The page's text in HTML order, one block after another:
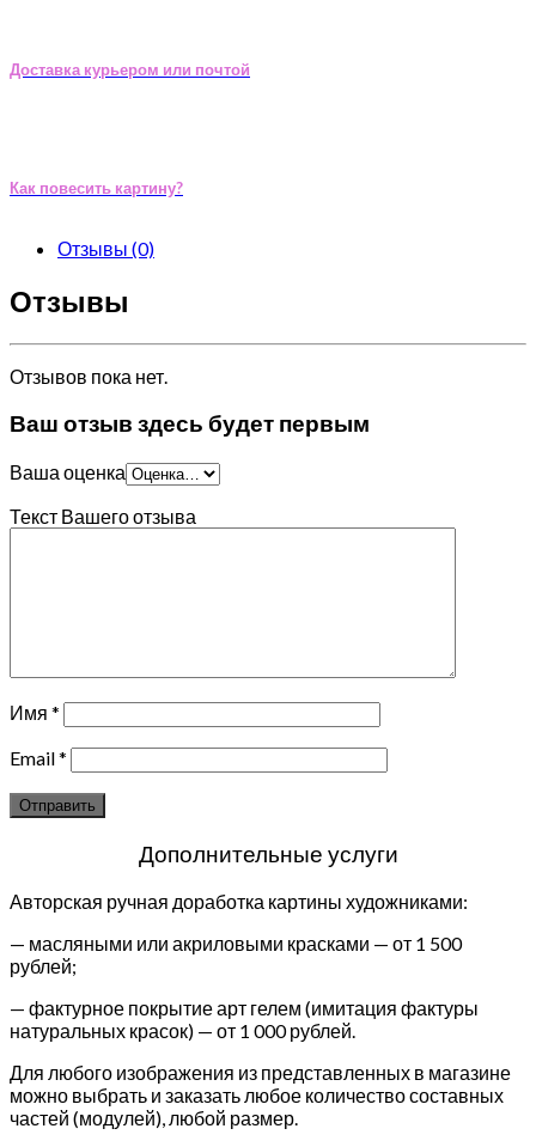
Доставка курьером или почтой
Как повесить картину?
Отзывы (0)
Отзывы
Отзывов пока нет.
Ваш отзыв здесь будет первым
Ваша оценка
Текст Вашего отзыва
Имя *
Email*
Дополнительные услуги
Авторская ручная доработка картины художниками:
— масляными или акриловыми красками — от 1 500
рублей;
— фактурное покрытие арт гелем (имитация фактуры
натуральных красок) — от 1 000 рублей.
Для любого изображения из представленных в магазине
можно выбрать и заказать любое количество составных
частей (модулей), любой размер.